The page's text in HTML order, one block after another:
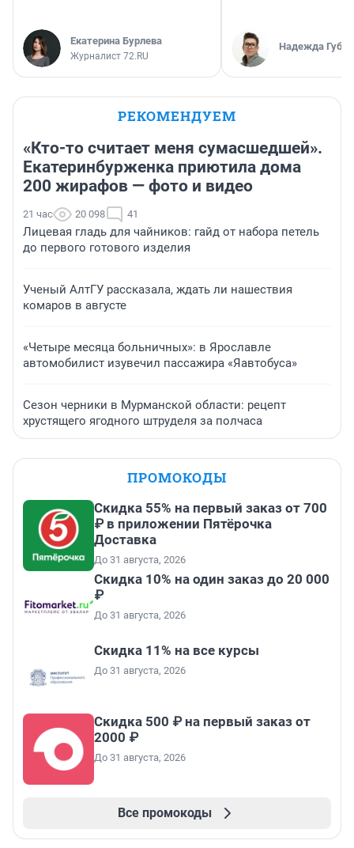
Екатерина Бурлева
Журналист 72.RU
Надежда
РЕКОМЕНДУЕМ
«Кто-то считает меня сумасшедшей».
Екатеринбурженка приютила дома
200 жирафов — фото и видео
21 час 20 098 41
Лицевая гладь для чайников: гайд от набора петель
до первого готового изделия
Ученый АлтГУ рассказала, ждать ли нашествия
комаров в августе
«Четыре месяца больничных»: в Ярославле
автомобилист изувечил пассажира «Яавтобуса»
Сезон черники в Мурманской области: рецепт
хрустящего ягодного штруделя за полчаса
ПРОМОКОДЫ
Скидка 55% на первый заказ от 700
₽ в приложении Пятёрочка
Доставка
До 31 августа, 2026
Скидка 10% на один заказ до 20 000
₽
До 31 августа, 2026
Скидка 11% на все курсы
До 31 августа, 2026
Скидка 500 ₽ на первый заказ от
2000 ₽
До 31 августа, 2026
Все промокоды